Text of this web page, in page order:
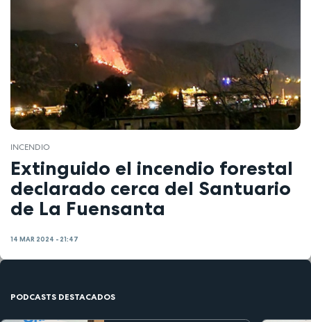
INCENDIO
Extinguido el incendio forestal
declarado cerca del Santuario
de La Fuensanta
14 MAR 2024 - 21:47
PODCASTS DESTACADOS